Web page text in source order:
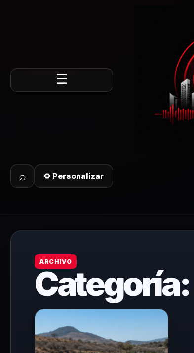
☰
⌕ ⚙ Personalizar
ARCHIVO
Categoría: